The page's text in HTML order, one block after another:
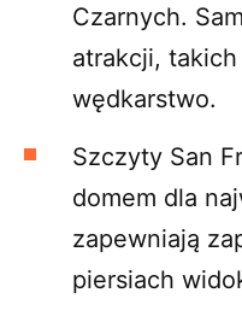
Czarnych.
atrakcji, takich
wędkarstwo.
Szczyty San
domem dla
zapewniają
piersiach